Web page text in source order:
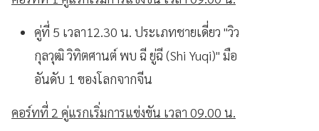
คู่ที่ 5 เวลา12.30 น. ประเภทชายเดี่ยว "วิว
กุลวุฒิ วิทิตศานต์ พบ ฉี ยู่ฉี (Shi Yuqi)" มือ
อันดับ 1 ของโลกจากจีน
คอร์ทที่ 2 คู่แรกเริ่มการแข่งขัน เวลา 09.00 น.